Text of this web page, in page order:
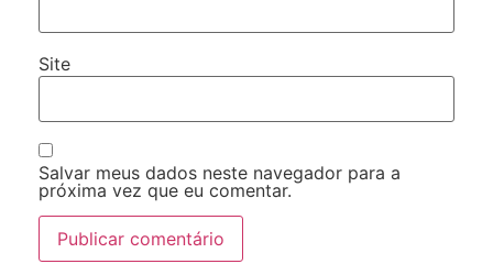
Site
Salvar meus dados neste navegador para a
próxima vez que eu comentar.